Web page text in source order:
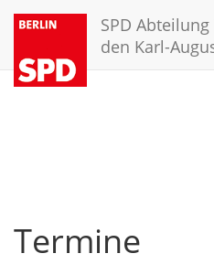
SPD
den Karl-
Termine